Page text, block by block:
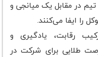
در مقابل یک میانجی و
را ایفا می‌کنند.
رقابت، یادگیری و
طلایی برای شرکت در